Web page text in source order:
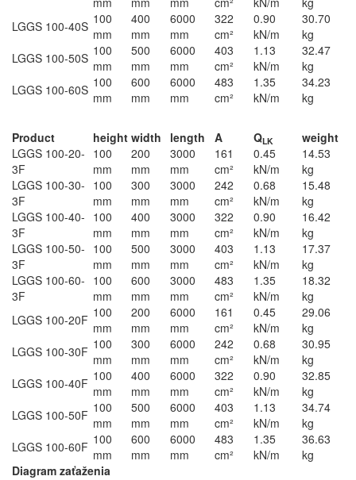
LGGS 100-40S 100
mm
400
mm
6000
mm
322
cm²
0.90
kN/m
30.70
kg
LGGS 100-50S 100
mm
500
mm
6000
mm
403
cm²
1.13
kN/m
32.47
kg
LGGS 100-60S 100
mm
600
mm
6000
mm
483
cm²
1.35
kN/m
34.23
kg
Product height width length A QLK
weight
LGGS 100-20-
3F
100
mm
200
mm
3000
mm
161
cm²
0.45
kN/m
14.53
kg
LGGS 100-30-
3F
100
mm
300
mm
3000
mm
242
cm²
0.68
kN/m
15.48
kg
LGGS 100-40-
3F
100
mm
400
mm
3000
mm
322
cm²
0.90
kN/m
16.42
kg
LGGS 100-50-
3F
100
mm
500
mm
3000
mm
403
cm²
1.13
kN/m
17.37
kg
LGGS 100-60-
3F
100
mm
600
mm
3000
mm
483
cm²
1.35
kN/m
18.32
kg
LGGS 100-20F 100
mm
200
mm
6000
mm
161
cm²
0.45
kN/m
29.06
kg
LGGS 100-30F 100
mm
300
mm
6000
mm
242
cm²
0.68
kN/m
30.95
kg
LGGS 100-40F 100
mm
400
mm
6000
mm
322
cm²
0.90
kN/m
32.85
kg
LGGS 100-50F 100
mm
500
mm
6000
mm
403
cm²
1.13
kN/m
34.74
kg
LGGS 100-60F 100
mm
600
mm
6000
mm
483
cm²
1.35
kN/m
36.63
kg
Diagram zaťaženia